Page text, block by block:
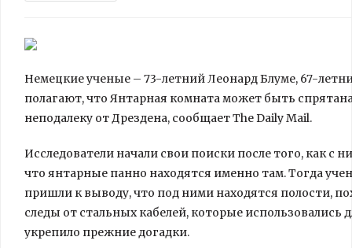
Немецкие ученые – 73-летний Леонард Блуме, 67-
полагают, что Янтарная комната может быть
неподалеку от Дрездена, сообщает The Daily Mail.
Исследователи начали свои поиски после того, как с
что янтарные панно находятся именно там. Тогда
пришли к выводу, что под ними находятся полости,
следы от стальных кабелей, которые использовались
укрепило прежние догадки.